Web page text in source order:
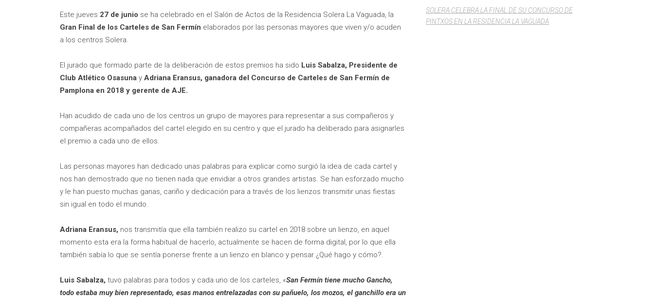
Este jueves 27 de junio se ha celebrado en el Salón de Actos de la Residencia Solera La Vaguada, la
Gran Final de los Carteles de San Fermín elaborados por las personas mayores que viven y/o acuden
a los centros Solera.
El jurado que formado parte de la deliberación de estos premios ha sido Luis Sabalza, Presidente de
Club Atlético Osasuna y Adriana Eransus, ganadora del Concurso de Carteles de San Fermín de
Pamplona en 2018 y gerente de AJE.
Han acudido de cada uno de los centros un grupo de mayores para representar a sus compañeros y
compañeras acompañados del cartel elegido en su centro y que el jurado ha deliberado para asignarles
el premio a cada uno de ellos.
Las personas mayores han dedicado unas palabras para explicar como surgió la idea de cada cartel y
nos han demostrado que no tienen nada que envidiar a otros grandes artistas. Se han esforzado mucho
y le han puesto muchas ganas, cariño y dedicación para a través de los lienzos transmitir unas fiestas
sin igual en todo el mundo.
Adriana Eransus, nos transmitía que ella también realizo su cartel en 2018 sobre un lienzo, en aquel
momento esta era la forma habitual de hacerlo, actualmente se hacen de forma digital, por lo que ella
también sabía lo que se sentía ponerse frente a un lienzo en blanco y pensar ¿Qué hago y cómo?.
Luis Sabalza, tuvo palabras para todos y cada uno de los carteles, «San Fermín tiene mucho Gancho,
todo estaba muy bien representado, esas manos entrelazadas con su pañuelo, los mozos, el ganchillo era un
SOLERA CELEBRA LA FINAL DE SU CONCURSO DE
PINTXOS EN LA RESIDENCIA LA VAGUADA